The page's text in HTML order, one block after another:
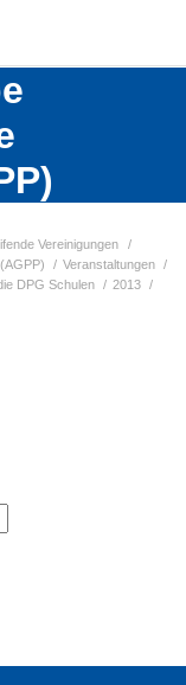
Vereinigungen
Veranstaltungen
DPG Schulen
2013